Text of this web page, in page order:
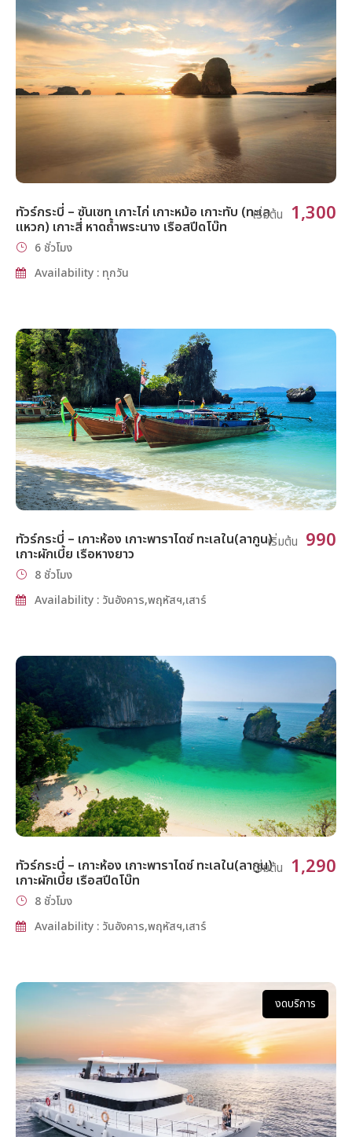
ทัวร์กระบี่ – ซันเซท เกาะไก่ เกาะหม้อ เกาะทับ (ทะเล
แหวก) เกาะสี่ หาดถ้ำพระนาง เรือสปีดโบ๊ท
เริ่มต้น 1,300
6 ชั่วโมง
Availability : ทุกวัน
ทัวร์กระบี่ – เกาะห้อง เกาะพาราไดซ์ ทะเลใน(ลากูน)
เกาะผักเบี้ย เรือหางยาว
เริ่มต้น 990
8 ชั่วโมง
Availability : วันอังคาร,พฤหัสฯ,เสาร์
ทัวร์กระบี่ – เกาะห้อง เกาะพาราไดซ์ ทะเลใน(ลากูน)
เกาะผักเบี้ย เรือสปีดโบ๊ท
เริ่มต้น 1,290
8 ชั่วโมง
Availability : วันอังคาร,พฤหัสฯ,เสาร์
งดบริการ